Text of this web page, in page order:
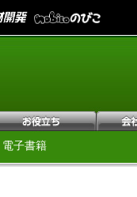
子書籍